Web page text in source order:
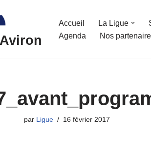
Accueil La Ligue
Agenda
Nos
par Ligue 16 février 2017